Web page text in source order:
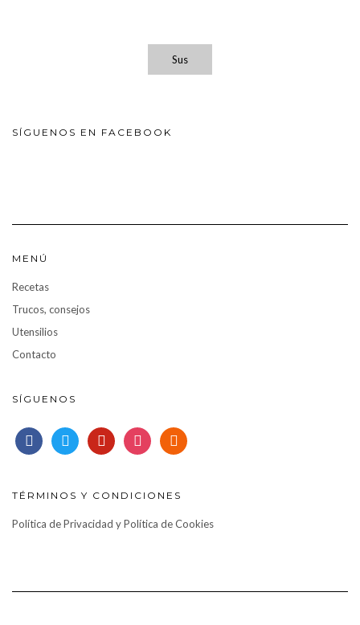
Sus
SÍGUENOS EN FACEBOOK
MENÚ
Recetas
Trucos, consejos
Utensilios
Contacto
SÍGUENOS
facebooktwitter pinterestinstagramrss
TÉRMINOS Y CONDICIONES
Política de Privacidad y Política de Cookies